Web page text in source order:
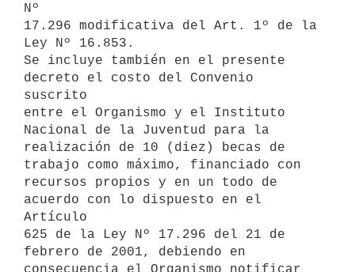
Nº
17.296 modificativa del Art. 1º de la
Ley Nº 16.853.
Se incluye también en el presente
decreto el costo del Convenio
suscrito
entre el Organismo y el Instituto
Nacional de la Juventud para la
realización de 10 (diez) becas de
trabajo como máximo, financiado con
recursos propios y en un todo de
acuerdo con lo dispuesto en el
Artículo
625 de la Ley Nº 17.296 del 21 de
febrero de 2001, debiendo en